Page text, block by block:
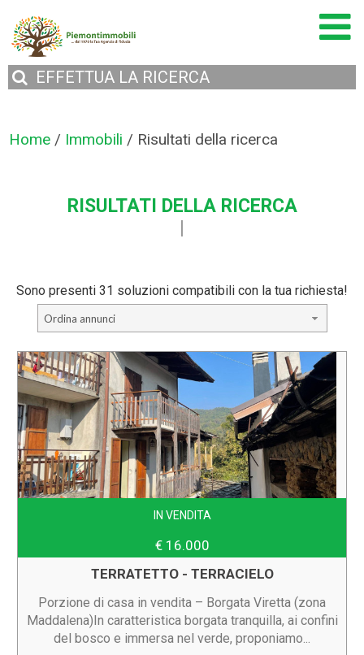
EFFETTUA LA RICERCA
Home / Immobili / Risultati della ricerca
RISULTATI DELLA RICERCA
Sono presenti 31 soluzioni compatibili con la tua richiesta!
Ordina annunci
IN VENDITA
€ 16.000
TERRATETTO - TERRACIELO
Porzione di casa in vendita – Borgata Viretta (zona
Maddalena)In caratteristica borgata tranquilla, ai confini
del bosco e immersa nel verde, proponiamo...